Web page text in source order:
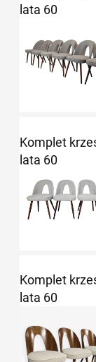
lata 60
Komplet
lata 60
Komplet
lata 60